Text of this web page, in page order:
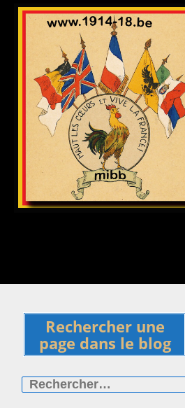
Rechercher une
page dans le blog